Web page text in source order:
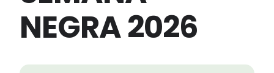
NEGRA 2026